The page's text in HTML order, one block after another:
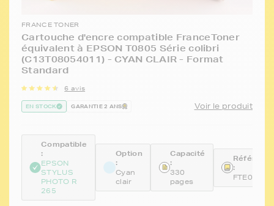
FRANCE TONER
Cartouche d'encre compatible FranceToner
équivalent à EPSON T0805 Série colibri
(C13T08054011) - CYAN CLAIR - Format
Standard
6 avis
EN STOCK GARANTIE 2 ANS Voir le produit
Compatible
:
EPSON
STYLUS
PHOTO R
265
Option
:
Cyan
clair
Capacité
:
330
pages
:
FTE0805